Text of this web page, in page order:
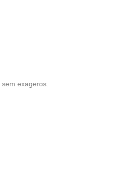
exageros.